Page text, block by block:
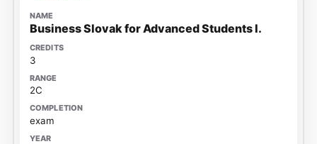
Business Slovak for Advanced Students I.
3
2C
exam